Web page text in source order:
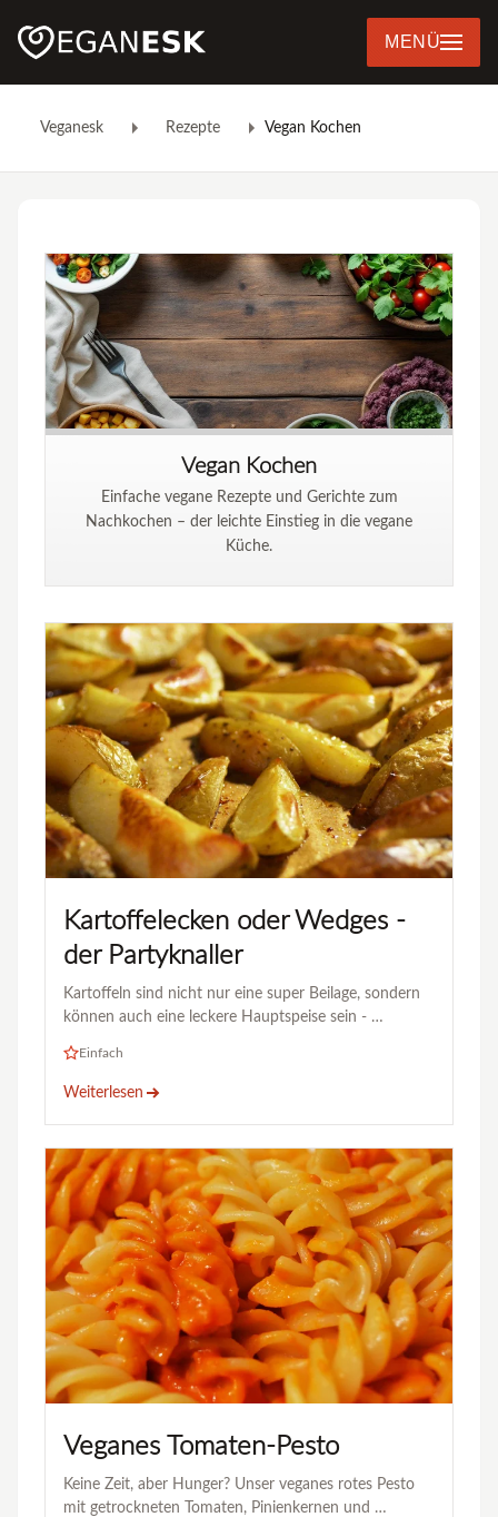
MENÜ
Veganesk Rezepte Vegan Kochen
Vegan Kochen
Einfache vegane Rezepte und Gerichte zum
Nachkochen – der leichte Einstieg in die vegane
Küche.
Kartoffelecken oder Wedges -
der Partyknaller
Kartoffeln sind nicht nur eine super Beilage, sondern
können auch eine leckere Hauptspeise sein - …
Einfach
Weiterlesen
Veganes Tomaten-Pesto
Keine Zeit, aber Hunger? Unser veganes rotes Pesto
mit getrockneten Tomaten, Pinienkernen und …